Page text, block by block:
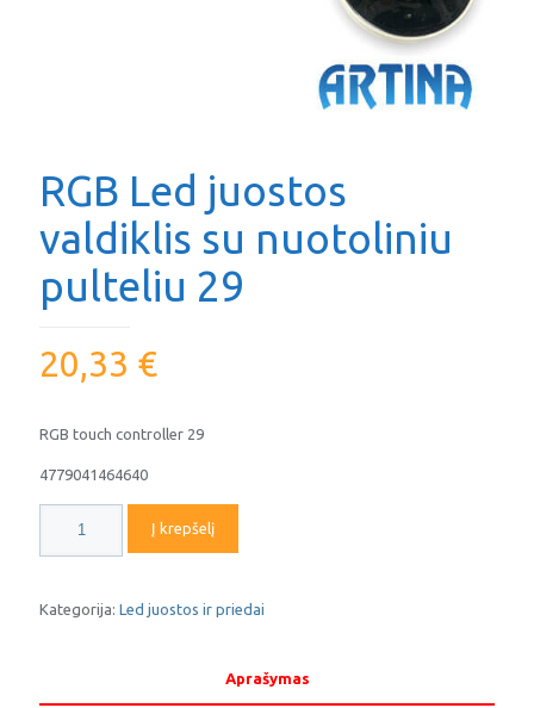
RGB Led juostos
valdiklis su nuotoliniu
pulteliu 29
20,33 €
RGB touch controller 29
4779041464640
kiekis:
RGB
juostos
Į krepšelį
Kategorija: Led juostos ir priedai
Aprašymas